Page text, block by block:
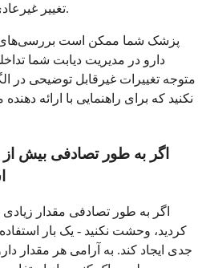
تغییر غیرعادی را به پزشک خود گزارش دهند.
پزشک شما ممکن است بررسی‌های
دارو در مدیریت دیابت شما
متوجه تغییرات غیرقابل توضیحی در
نکنید که برای راهنمایی با ارائه
اگر به طور تصادفی بیش از
اگر به طور تصادفی مقدار زیادی
کردید، وحشت نکنید - یک بار
جدی ایجاد کند. به آرامی هر مقدار